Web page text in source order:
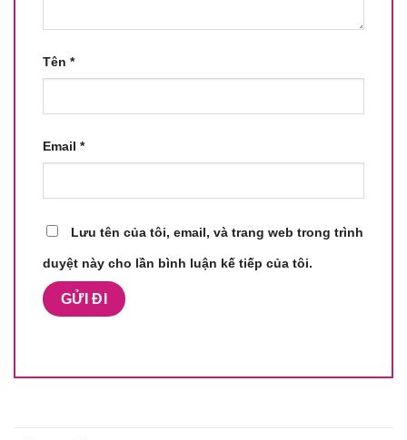
Tên *
Email *
Lưu tên của tôi, email, và trang web trong trình
duyệt này cho lần bình luận kế tiếp của tôi.